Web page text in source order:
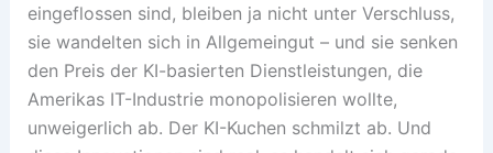
eingeflossen sind, bleiben ja nicht unter Verschluss,
sie wandelten sich in Allgemeingut – und sie senken
den Preis der KI-basierten Dienstleistungen, die
Amerikas IT-Industrie monopolisieren wollte,
unweigerlich ab. Der KI-Kuchen schmilzt ab. Und